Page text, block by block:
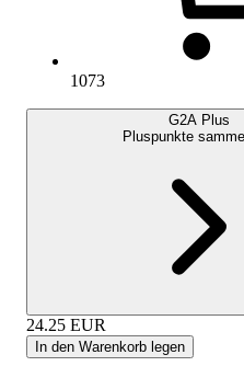
1073
G2A Plus
Pluspunkte
24.25 EUR
In den Warenkorb legen